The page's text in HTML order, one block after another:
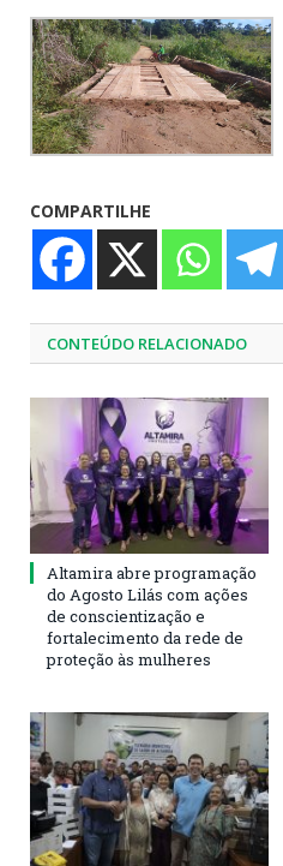
COMPARTILHE
CONTEÚDO RELACIONADO
Altamira abre programação
do Agosto Lilás com ações
de conscientização e
fortalecimento da rede de
proteção às mulheres